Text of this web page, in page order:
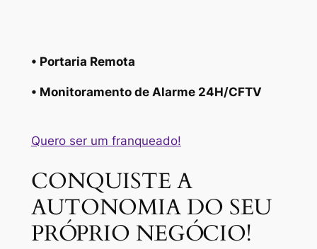
• Portaria Remota
• Monitoramento de Alarme 24H/CFTV
Quero ser um franqueado!
CONQUISTE A
AUTONOMIA DO SEU
PRÓPRIO NEGÓCIO!